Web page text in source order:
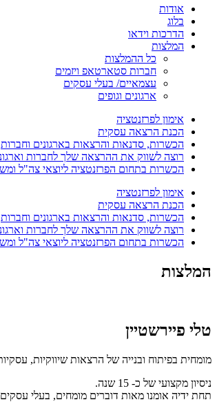
אודות
בלוג
הדרכות וידאו
המלצות
כל ההמלצות
חברות סטארטאפ ויזמים
עצמאיים/ בעלי עסקים
ארגונים וגופים
אימון לפרזנטציה
הכנת הרצאה עסקית
הכשרות, סדנאות והרצאות בארגונים וחברות
רוצה לשווק את ההרצאה שלך לחברות
הכשרות בתחום הפרזנטציה ליוצאי צה"ל
אימון לפרזנטציה
הכנת הרצאה עסקית
הכשרות, סדנאות והרצאות בארגונים וחברות
רוצה לשווק את ההרצאה שלך לחברות
הכשרות בתחום הפרזנטציה ליוצאי צה"ל
המלצות
טלי פיירשטיין
מומחית בפיתוח ובנייה של הרצאות שיווקיות,
ניסיון מקצועי של כ- 15 שנה.
תחת ידיה אומנו מאות דוברים מומחים, בעלי